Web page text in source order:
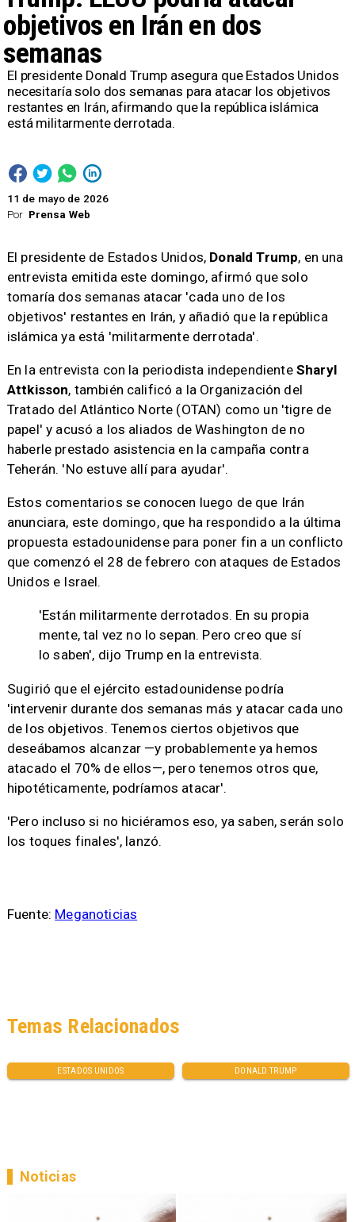
Por Prensa Web
objetivos en Irán en dos
semanas
11 de mayo de 2026
El presidente Donald Trump asegura que Estados Unidos
necesitaría solo dos semanas para atacar los objetivos
restantes en Irán, afirmando que la república islámica
está militarmente derrotada.
El presidente de Estados Unidos, Donald Trump, en una
entrevista emitida este domingo, afirmó que solo
tomaría dos semanas atacar 'cada uno de los
objetivos' restantes en Irán, y añadió que la república
islámica ya está 'militarmente derrotada'.
En la entrevista con la periodista independiente Sharyl
Attkisson, también calificó a la Organización del
Tratado del Atlántico Norte (OTAN) como un 'tigre de
papel' y acusó a los aliados de Washington de no
haberle prestado asistencia en la campaña contra
Teherán. 'No estuve allí para ayudar'.
Estos comentarios se conocen luego de que Irán
anunciara, este domingo, que ha respondido a la última
propuesta estadounidense para poner fin a un conflicto
que comenzó el 28 de febrero con ataques de Estados
Unidos e Israel.
'Están militarmente derrotados. En su propia
mente, tal vez no lo sepan. Pero creo que sí
lo saben', dijo Trump en la entrevista.
Sugirió que el ejército estadounidense podría
'intervenir durante dos semanas más y atacar cada uno
de los objetivos. Tenemos ciertos objetivos que
deseábamos alcanzar —y probablemente ya hemos
atacado el 70% de ellos—, pero tenemos otros que,
hipotéticamente, podríamos atacar'.
'Pero incluso si no hiciéramos eso, ya saben, serán solo
los toques finales', lanzó.
Fuente: Meganoticias
ESTADOS UNIDOS DONALD TRUMP
Temas Relacionados
Noticias